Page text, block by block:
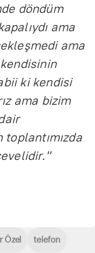
döndüm
ama
ama
ki kendisi
ama bizim
Özel telefon